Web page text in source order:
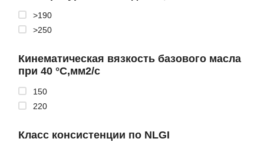
>190
>250
Кинематическая вязкость базового масла
при 40 °С,мм2/c
150
220
Класс консистенции по NLGI